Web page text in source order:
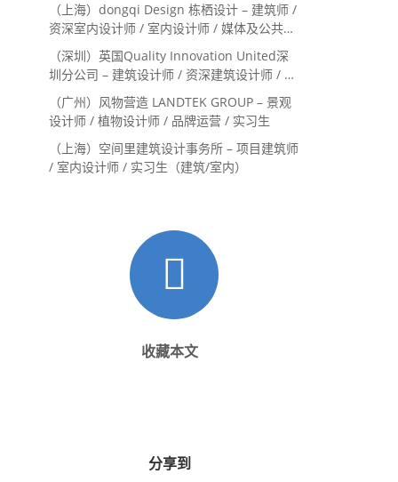
（上海）dongqi Design 栋栖设计 – 建筑师 /
资深室内设计师 / 室内设计师 / 媒体及公共关
系主管 / 设计实习生（常年招聘）
（深圳）英国Quality Innovation United深
圳分公司 – 建筑设计师 / 资深建筑设计师 / 室
内设计师 / 设计实习生
（广州）风物营造 LANDTEK GROUP – 景观
设计师 / 植物设计师 / 品牌运营 / 实习生
（上海）空间里建筑设计事务所 – 项目建筑师
/ 室内设计师 / 实习生（建筑/室内）
收藏本文
分享到